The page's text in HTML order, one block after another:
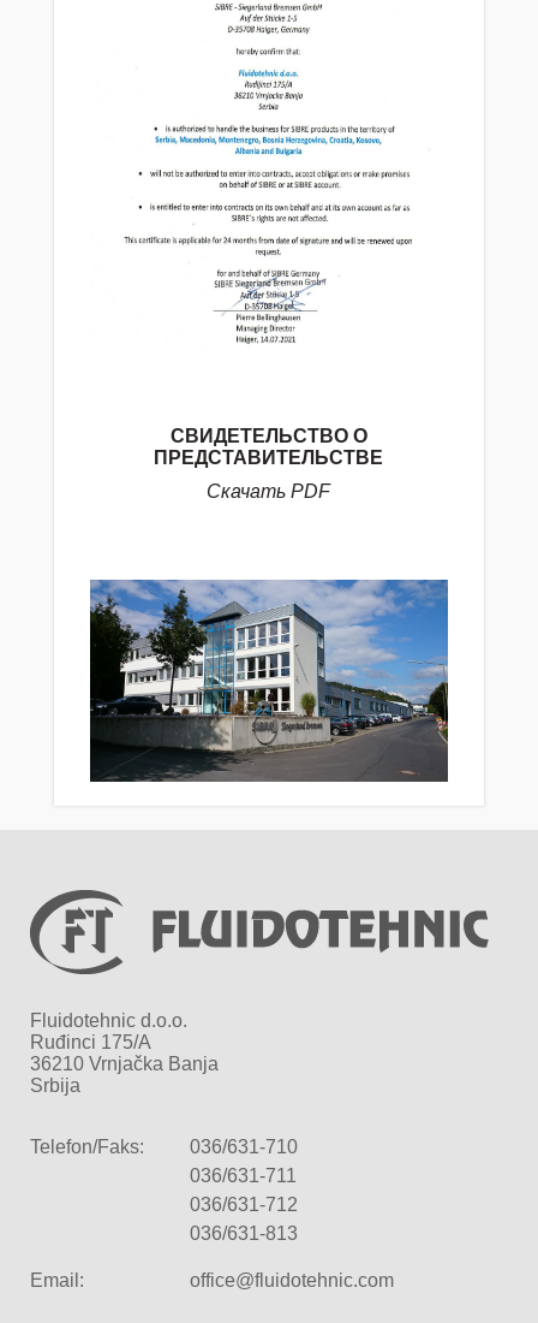
СВИДЕТЕЛЬСТВО О
ПРЕДСТАВИТЕЛЬСТВЕ
Скачать PDF
Fluidotehnic d.o.o.
Ruđinci 175/A
36210 Vrnjačka Banja
Srbija
Telefon/Faks:
036/631-710
036/631-711
036/631-712
036/631-813
Email: office@fluidotehnic.com